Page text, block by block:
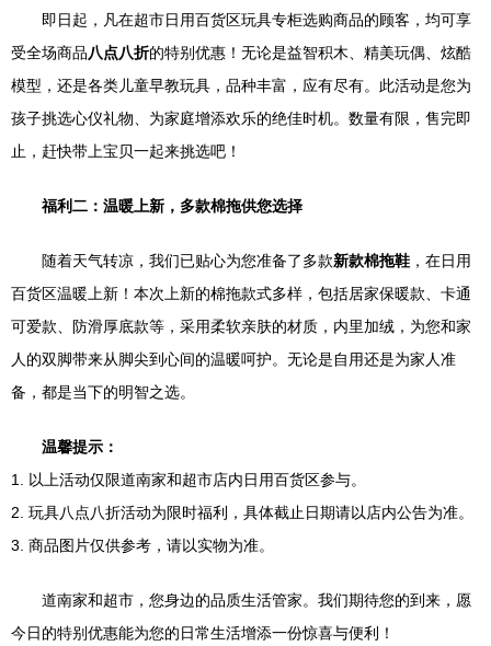
即日起，凡在超市日用百货区玩具专柜选购商品的顾客，均可享
受全场商品八点八折的特别优惠！无论是益智积木、精美玩偶、炫酷
模型，还是各类儿童早教玩具，品种丰富，应有尽有。此活动是您为
孩子挑选心仪礼物、为家庭增添欢乐的绝佳时机。数量有限，售完即
止，赶快带上宝贝一起来挑选吧！
福利二：温暖上新，多款棉拖供您选择
随着天气转凉，我们已贴心为您准备了多款新款棉拖鞋 ，在日用
百货区温暖上新！本次上新的棉拖款式多样，包括居家保暖款、卡通
可爱款、防滑厚底款等，采用柔软亲肤的材质，内里加绒，为您和家
人的双脚带来从脚尖到心间的温暖呵护。无论是自用还是为家人准
备，都是当下的明智之选。
温馨提示：
1. 以上活动仅限道南家和超市店内日用百货区参与。
2. 玩具八点八折活动为限时福利，具体截止日期请以店内公告为准。
3. 商品图片仅供参考，请以实物为准。
道南家和超市，您身边的品质生活管家。我们期待您的到来，愿
今日的特别优惠能为您的日常生活增添一份惊喜与便利！